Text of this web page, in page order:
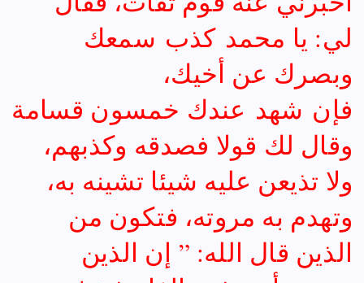
لي: يا محمد كذب سمعك
وبصرك عن أخيك،
فإن شهد عندك خمسون قسامة
وقال لك قولا فصدقه وكذبهم،
ولا تذيعن عليه شيئا تشينه به،
وتهدم به مروته، فتكون من
الذين قال الله: ” إن الذين